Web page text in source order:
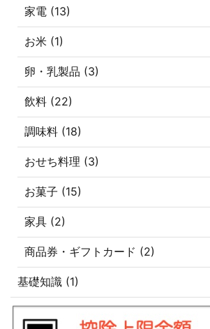
家電 (13)
お米 (1)
卵・乳製品 (3)
飲料 (22)
調味料 (18)
おせち料理 (3)
お菓子 (15)
家具 (2)
商品券・ギフトカード (2)
基礎知識 (1)